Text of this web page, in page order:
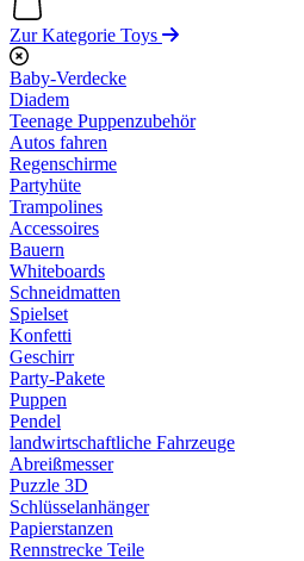
Zur Kategorie Toys
Baby-Verdecke
Diadem
Teenage Puppenzubehör
Autos fahren
Regenschirme
Partyhüte
Trampolines
Accessoires
Bauern
Whiteboards
Schneidmatten
Spielset
Konfetti
Geschirr
Party-Pakete
Puppen
Pendel
landwirtschaftliche Fahrzeuge
Abreißmesser
Puzzle 3D
Schlüsselanhänger
Papierstanzen
Rennstrecke Teile